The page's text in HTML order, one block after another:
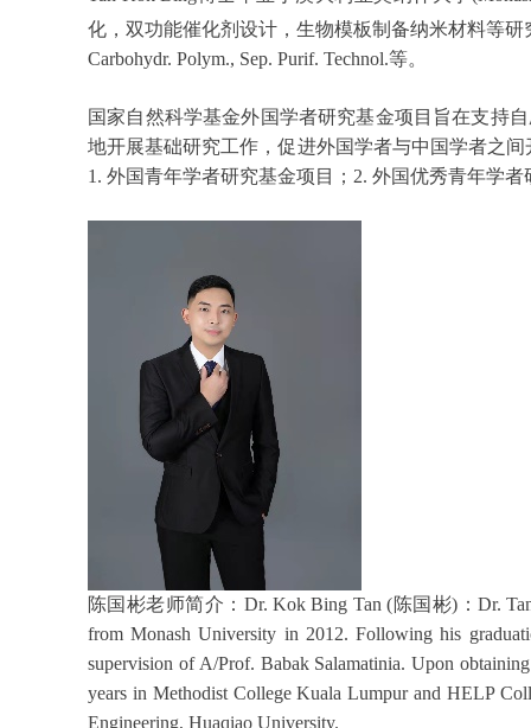
化，双功能催化剂设计，生物模板制备纳米材料等
Carbohydr. Polym., Sep. Purif. Technol.等。
国家自然科学基金外国学者研究基金项目旨在支持
地开展基础研究工作，促进外国学者与中国学者之
1. 外国青年学者研究基金项目；2. 外国优秀青年学
陈国彬老师简介： Dr. Kok Bing Tan (陈国彬) ：Dr.
from Monash University in 2012. Following his
supervision of A/Prof. Babak Salamatinia. Upon
years in Methodist College Kuala Lumpur and HELP
Engineering, Huaqiao University.